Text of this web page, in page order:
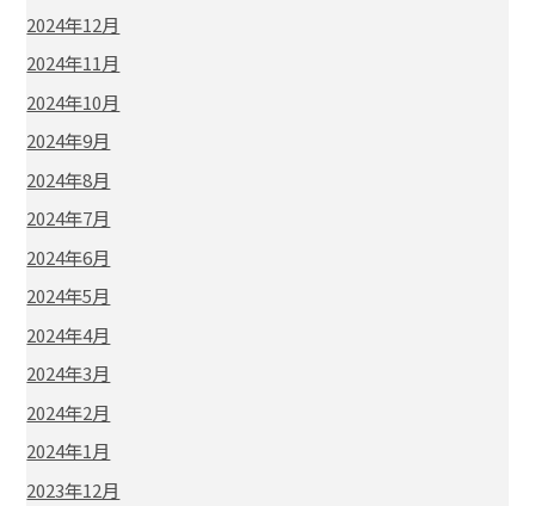
2024年12月
2024年11月
2024年10月
2024年9月
2024年8月
2024年7月
2024年6月
2024年5月
2024年4月
2024年3月
2024年2月
2024年1月
2023年12月